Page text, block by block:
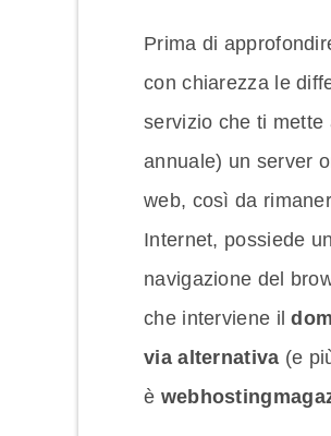
Prima di
con chiarezza le
servizio che ti
annuale) un server
web, così da
Internet, possiede un
navigazione del
che interviene il
via alternativa (e
è